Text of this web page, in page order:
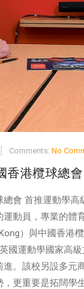
Comments: No
香港欖球總
會 首推運動學
動員，專業的
）與中國香
國運動學國家高
。該校另設多
更重要是拓闊